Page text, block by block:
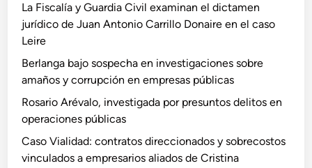
La Fiscalía y Guardia Civil examinan el dictamen
jurídico de Juan Antonio Carrillo Donaire en el caso
Leire
Berlanga bajo sospecha en investigaciones sobre
amaños y corrupción en empresas públicas
Rosario Arévalo, investigada por presuntos delitos en
operaciones públicas
Caso Vialidad: contratos direccionados y sobrecostos
vinculados a empresarios aliados de Cristina